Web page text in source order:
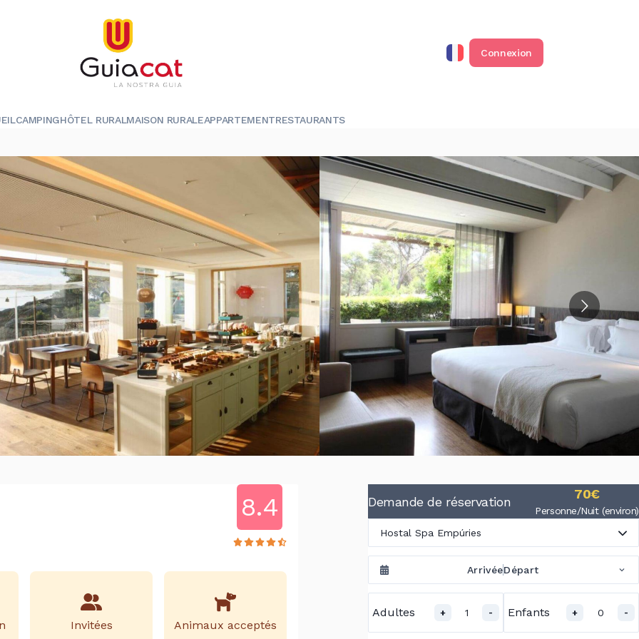
Connexion
CAMPINGHÔTEL RURALMAISON RURALEAPPARTEMENTRESTAURANTS
8.4
Invitées
Animaux acceptés
Demande de réservation 70€
Personne/Nuit (environ)
Hostal Spa Empúries
ArrivéeDépart
Adultes + 1 - Enfants + 0 -